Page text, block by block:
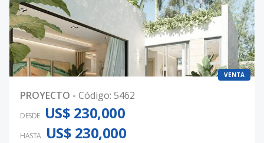
VENTA
PROYECTO - Código: 5462
DESDE US$ 230,000
HASTA US$ 230,000